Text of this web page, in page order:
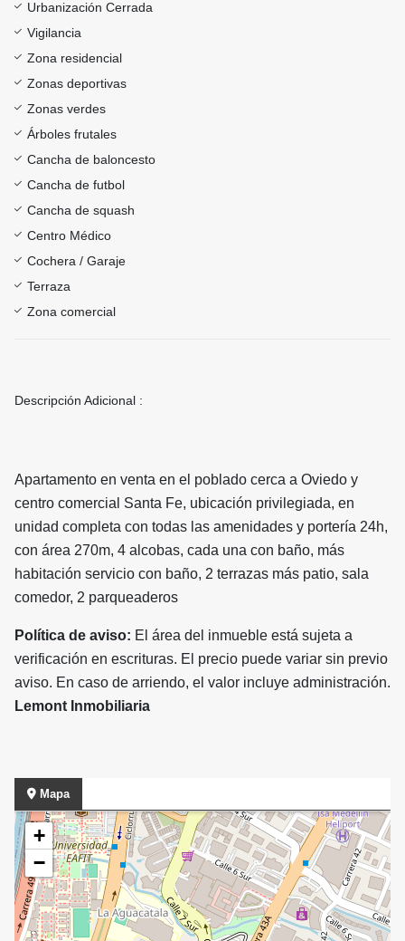
Urbanización Cerrada
Vigilancia
Zona residencial
Zonas deportivas
Zonas verdes
Árboles frutales
Cancha de baloncesto
Cancha de futbol
Cancha de squash
Centro Médico
Cochera / Garaje
Terraza
Zona comercial
Descripción Adicional :
Apartamento en venta en el poblado cerca a Oviedo y
centro comercial Santa Fe, ubicación privilegiada, en
unidad completa con todas las amenidades y portería 24h,
con área 270m, 4 alcobas, cada una con baño, más
habitación servicio con baño, 2 terrazas más patio, sala
comedor, 2 parqueaderos
Política de aviso: El área del inmueble está sujeta a
verificación en escrituras. El precio puede variar sin previo
aviso. En caso de arriendo, el valor incluye administración.
Lemont Inmobiliaria
Mapa
+
−